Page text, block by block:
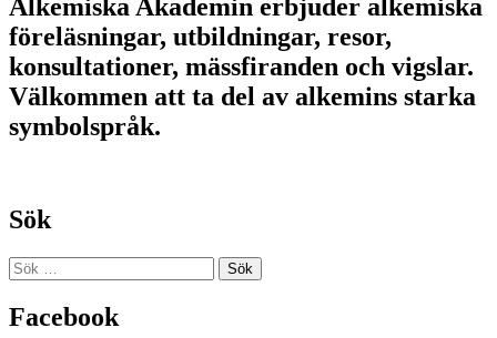
Alkemiska Akademin erbjuder alkemiska
föreläsningar, utbildningar, resor,
konsultationer, mässfiranden och vigslar.
Välkommen att ta del av alkemins starka
symbolspråk.
Sök
Sök
efter:
Facebook